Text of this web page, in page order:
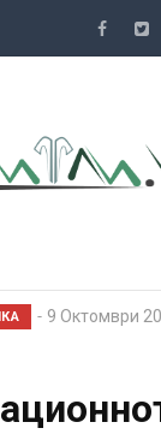
9 Октомври